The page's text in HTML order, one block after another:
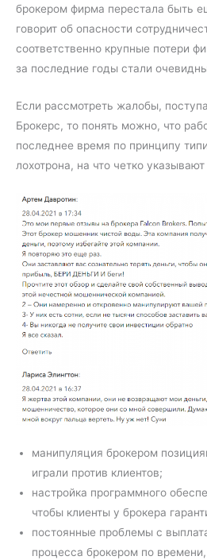
брокером фирма перестала быть
говорит об опасности
соответственно крупные потери
за последние годы стали
Если рассмотреть жалобы,
Брокерс, то понять можно, что
последнее время по принципу
лохотрона, на что четко
манипуляция брокером
играли против клиентов;
настройка программного
чтобы клиенты у брокера
постоянные проблемы с
процесса брокером по